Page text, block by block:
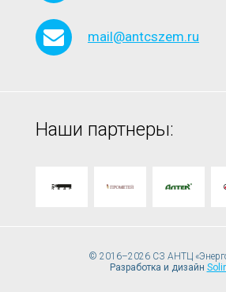
mail@antcszem.ru
Наши партнеры:
© 2016–2026 СЗ АНТЦ
Разработка и дизайн